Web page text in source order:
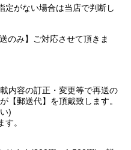
がない場合は当店で判断し
のみ】ご対応させて頂きま
内容の訂正・変更等で再送の
【郵送代】を頂戴致します。
)
。